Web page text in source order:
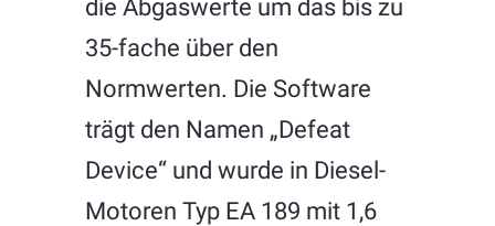
die Abgaswerte um das bis zu
35-fache über den
Normwerten. Die Software
trägt den Namen „Defeat
Device“ und wurde in Diesel-
Motoren Typ EA 189 mit 1,6